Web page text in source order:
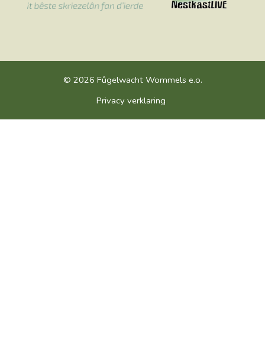
© 2026 Fûgelwacht Wommels e.o.
Privacy verklaring